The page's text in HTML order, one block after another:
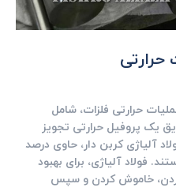
حرارتی
حرارتی فلزات، شامل
یک پروفیل حرارتی تجویز
آلياژی کربن دار، حاوی درصد
وزنی هستند. فولاد آلیاژی، برای بهبود
خاموش کردن و سپس